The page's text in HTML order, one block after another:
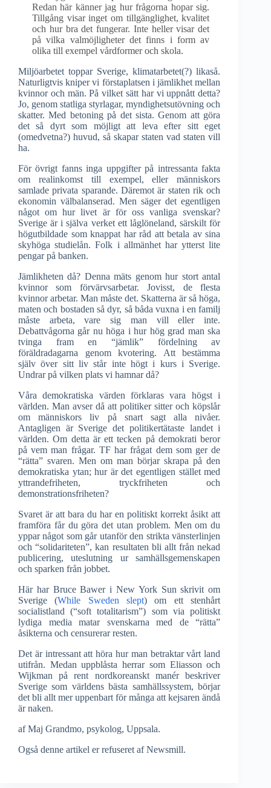
Redan här känner jag hur frågorna hopar sig.
Tillgång visar inget om tillgänglighet, kvalitet
och hur bra det fungerar. Inte heller visar det
på vilka valmöjligheter det finns i form av
olika till exempel vårdformer och skola.
Miljöarbetet toppar Sverige, klimatarbetet(?) likaså.
Naturligtvis kniper vi förstaplatsen i jämlikhet mellan
kvinnor och män. På vilket sätt har vi uppnått detta?
Jo, genom statliga styrlagar, myndighetsutövning och
skatter. Med betoning på det sista. Genom att göra
det så dyrt som möjligt att leva efter sitt eget
(omedvetna?) huvud, så skapar staten vad staten vill
ha.
För övrigt fanns inga uppgifter på intressanta fakta
om realinkomst till exempel, eller människors
samlade privata sparande. Däremot är staten rik och
ekonomin välbalanserad. Men säger det egentligen
något om hur livet är för oss vanliga svenskar?
Sverige är i själva verket ett låglöneland, särskilt för
högutbildade som knappat har råd att betala av sina
skyhöga studielån. Folk i allmänhet har ytterst lite
pengar på banken.
Jämlikheten då? Denna mäts genom hur stort antal
kvinnor som förvärvsarbetar. Jovisst, de flesta
kvinnor arbetar. Man måste det. Skatterna är så höga,
maten och bostaden så dyr, så båda vuxna i en familj
måste arbeta, vare sig man vill eller inte.
Debattvågorna går nu höga i hur hög grad man ska
tvinga fram en “jämlik” fördelning av
föräldradagarna genom kvotering. Att bestämma
själv över sitt liv står inte högt i kurs i Sverige.
Undrar på vilken plats vi hamnar då?
Våra demokratiska värden förklaras vara högst i
världen. Man avser då att politiker sitter och köpslår
om människors liv på snart sagt alla nivåer.
Antagligen är Sverige det politikertätaste landet i
världen. Om detta är ett tecken på demokrati beror
på vem man frågar. TF har frågat dem som ger de
“rätta” svaren. Men om man börjar skrapa på den
demokratiska ytan; hur är det egentligen stället med
yttrandefriheten, tryckfriheten och
demonstrationsfriheten?
Svaret är att bara du har en politiskt korrekt åsikt att
framföra får du göra det utan problem. Men om du
yppar något som går utanför den strikta vänsterlinjen
och “solidariteten”, kan resultaten bli allt från nekad
publicering, uteslutning ur samhällsgemenskapen
och sparken från jobbet.
Här har Bruce Bawer i New York Sun skrivit om
Sverige (While Sweden slept) om ett stenhårt
socialistland (“soft totalitarism”) som via politiskt
lydiga media matar svenskarna med de “rätta”
åsikterna och censurerar resten.
Det är intressant att höra hur man betraktar vårt land
utifrån. Medan uppblåsta herrar som Eliasson och
Wijkman på rent nordkoreanskt manér beskriver
Sverige som världens bästa samhällssystem, börjar
det bli allt mer uppenbart för många att kejsaren ändå
är naken.
af Maj Grandmo, psykolog, Uppsala.
Også denne artikel er refuseret af Newsmill.